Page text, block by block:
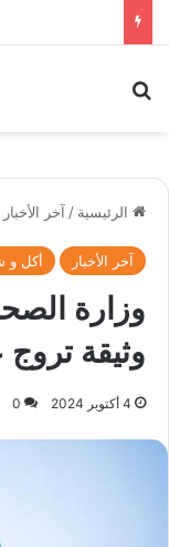
الرئيسية / آخر الأخبار
آخر الأخبار أكل
وزارة
وثيقة
4 أكتوبر 2024 0